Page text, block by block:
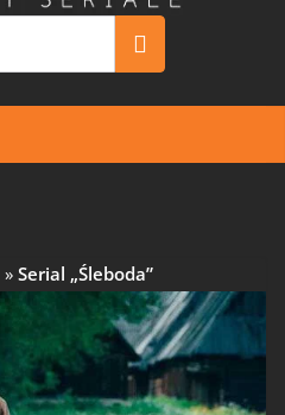
» Serial „Śleboda”